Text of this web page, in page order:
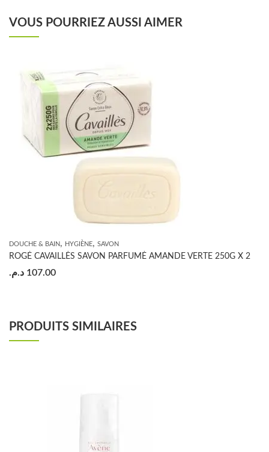
VOUS POURRIEZ AUSSI AIMER
DOUCHE & BAIN, HYGIÈNE, SAVON
ROGÉ CAVAILLÈS SAVON PARFUMÉ AMANDE VERTE 250G X 2
107.00 د.م.
PRODUITS SIMILAIRES